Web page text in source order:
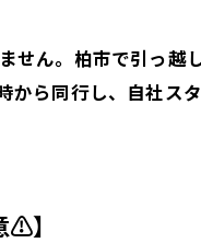
ん。柏市で引っ越
ら同行し、自社ス
⚠️】